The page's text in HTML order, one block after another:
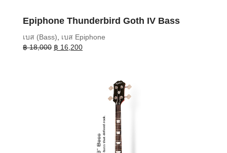
Epiphone Thunderbird Goth IV Bass
เบส (Bass), เบส Epiphone
฿18,000 Original
฿ 16,200Current